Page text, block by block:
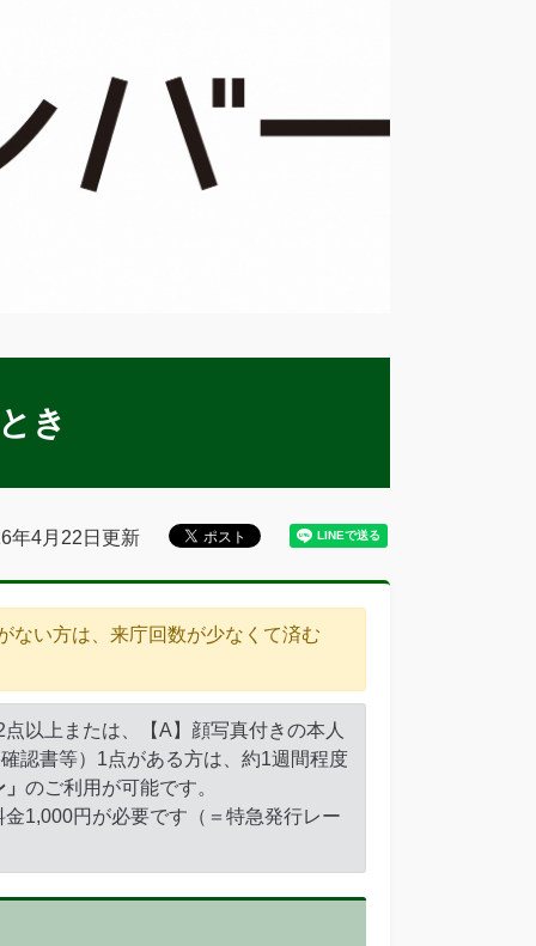
き
年4月22日更新
ない方は、来庁回数が少なくて済む
以上または、【A】顔写真付きの本人
認書等）1点がある方は、約1週間程度
のご利用が可能です。
1,000円が必要です（＝特急発行レー